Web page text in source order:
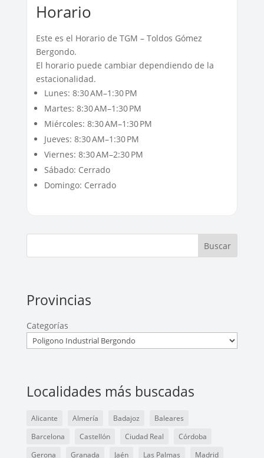
Horario
Este es el Horario de TGM – Toldos Gómez
Bergondo.
El horario puede cambiar dependiendo de la
estacionalidad.
Lunes: 8:30 AM–1:30 PM
Martes: 8:30 AM–1:30 PM
Miércoles: 8:30 AM–1:30 PM
Jueves: 8:30 AM–1:30 PM
Viernes: 8:30 AM–2:30 PM
Sábado: Cerrado
Domingo: Cerrado
Buscar
Provincias
Categorías
Localidades más buscadas
Alicante Almería Badajoz
Baleares
Barcelona
Castellón Ciudad Real
Córdoba
Gerona
Granada Jaén Las Palmas Madrid